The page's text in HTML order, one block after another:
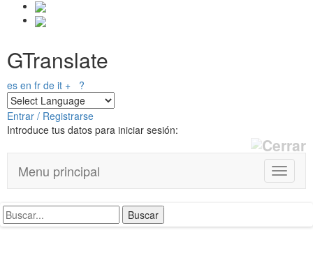
GTranslate
es en fr de it + ?
Entrar / Registrarse
Introduce tus datos para iniciar sesión:
T
o
l
Menu principal